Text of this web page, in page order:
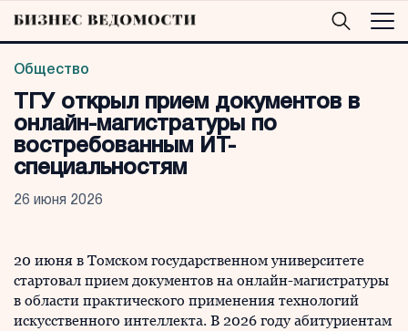
Общество
ТГУ открыл прием документов в
онлайн-магистратуры по
востребованным ИТ-
специальностям
26 июня 2026
20 июня в Томском государственном университете
стартовал прием документов на онлайн-магистратуры
в области практического применения технологий
искусственного интеллекта. В 2026 году абитуриентам